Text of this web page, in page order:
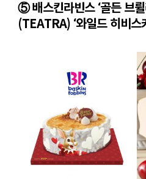
⑤ 배스킨라빈스 ‘골든 브
(TEATRA) ‘와일드 히비스